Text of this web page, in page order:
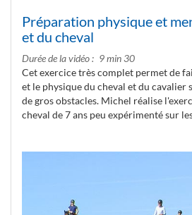
Préparation physique et
et du cheval
Durée de la vidéo
9 min 30
Cet exercice très complet permet de
et le physique du cheval et du cavalier
de gros obstacles. Michel réalise
cheval de 7 ans peu expérimenté sur